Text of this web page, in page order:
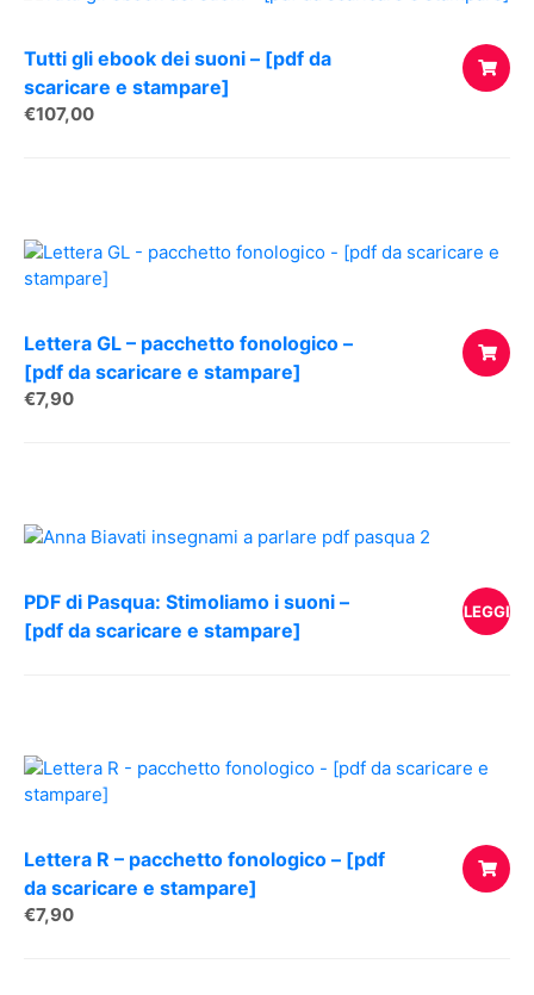
Tutti gli ebook dei suoni – [pdf da
scaricare e stampare]
€107,00
Lettera GL – pacchetto fonologico –
[pdf da scaricare e stampare]
€7,90
PDF di Pasqua: Stimoliamo i suoni –
[pdf da scaricare e stampare]
LEGGI
Lettera R – pacchetto fonologico – [pdf
da scaricare e stampare]
€7,90